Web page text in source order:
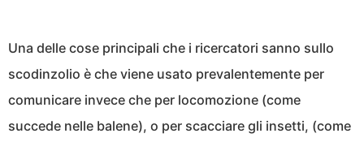
Una delle cose principali che i ricercatori sanno sullo
scodinzolio è che viene usato prevalentemente per
comunicare invece che per locomozione (come
succede nelle balene), o per scacciare gli insetti, (come